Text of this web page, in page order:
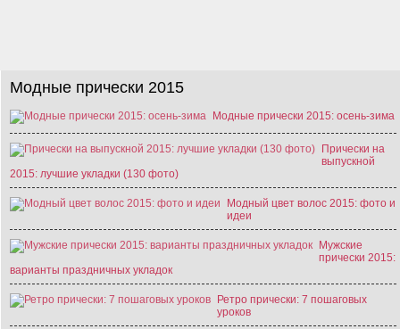
Модные прически 2015
Модные прически 2015: осень-зима
Прически на
выпускной
2015: лучшие укладки (130 фото)
Модный цвет волос 2015: фото и
идеи
Мужские
прически 2015:
варианты праздничных укладок
Ретро прически: 7 пошаговых
уроков